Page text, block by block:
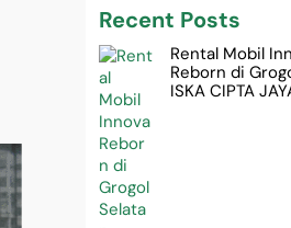
Recent Posts
Rental Mobil
Reborn di
ISKA CIPTA